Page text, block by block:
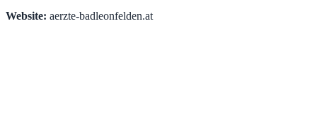
Website: aerzte-badleonfelden.at